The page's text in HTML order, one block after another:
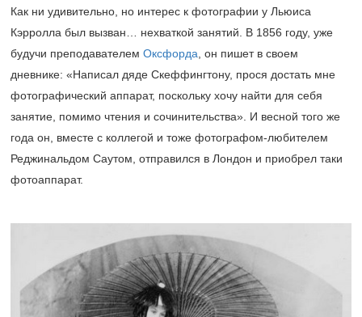
Как ни удивительно, но интерес к фотографии у Льюиса
Кэрролла был вызван… нехваткой занятий. В 1856 году, уже
будучи преподавателем Оксфорда , он пишет в своем
дневнике: «Написал дяде Скеффингтону, прося достать мне
фотографический аппарат, поскольку хочу найти для себя
занятие, помимо чтения и сочинительства». И весной того же
года он, вместе с коллегой и тоже фотографом-любителем
Реджинальдом Саутом, отправился в Лондон и приобрел таки
фотоаппарат.